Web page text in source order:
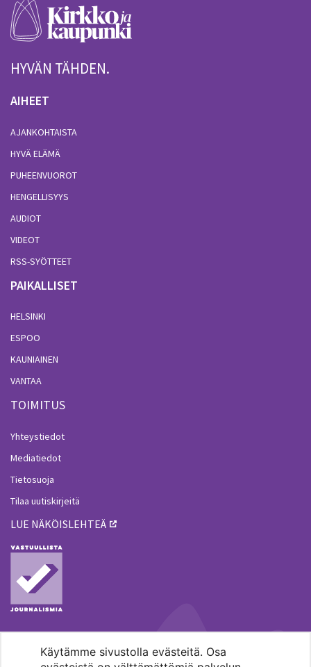
Käytämme sivustolla evästeitä. Osa
HYVÄN TÄHDEN.
AIHEET
AJANKOHTAISTA
HYVÄ ELÄMÄ
PUHEENVUOROT
HENGELLISYYS
AUDIOT
VIDEOT
RSS-SYÖTTEET
PAIKALLISET
HELSINKI
ESPOO
KAUNIAINEN
VANTAA
TOIMITUS
Yhteystiedot
Mediatiedot
Tietosuoja
Tilaa uutiskirjeitä
LUE NÄKÖISLEHTEÄ
MENOHAKU